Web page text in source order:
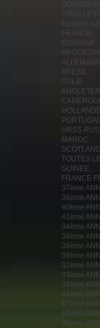
TOUS LES
Equipes
FRANCE
ESPAGNE
BRESIL
ITALIE
HOLLANDE
PORTUGAL
URSS
MAROC
TOUTES
GUINEE
FRANCE
37ème
36ème
40ème
41ème
34ème
34ème
39ème
38ème
32ème
33ème
34ème
44ème
47ème
48ème
49ème